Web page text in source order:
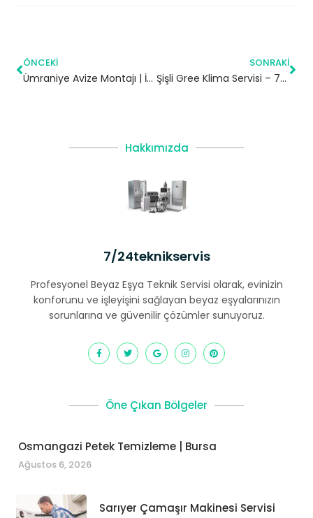
ÖNCEKI
Ümraniye Avize Montajı | İstanbul
SONRAKI
Şişli Gree Klima Servisi – 7/24 Klima Tamiri – Klima Bakımı
Hakkımızda
7/24teknikservis
Profesyonel Beyaz Eşya Teknik Servisi olarak, evinizin
konforunu ve işleyişini sağlayan beyaz eşyalarınızın
sorunlarına ve güvenilir çözümler sunuyoruz.
Öne Çıkan Bölgeler
Osmangazi Petek Temizleme | Bursa
Ağustos 6, 2026
Sarıyer Çamaşır Makinesi Servisi